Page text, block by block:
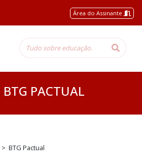
Área do Assinante
BTG PACTUAL
> BTG Pactual